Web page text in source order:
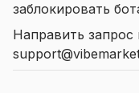
заблокировать
Направить запрос